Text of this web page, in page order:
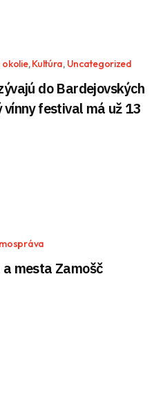
okolie,Kultúra, Uncategorized
do Bardejovských
festival má už 13
mesta Zamošč